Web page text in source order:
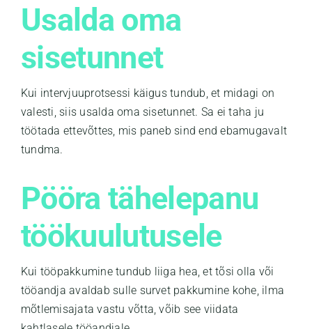
Usalda oma
sisetunnet
Kui intervjuuprotsessi käigus tundub, et midagi on
valesti, siis usalda oma sisetunnet. Sa ei taha ju
töötada ettevõttes, mis paneb sind end ebamugavalt
tundma.
Pööra tähelepanu
töökuulutusele
Kui tööpakkumine tundub liiga hea, et tõsi olla või
tööandja avaldab sulle survet pakkumine kohe, ilma
mõtlemisajata vastu võtta, võib see viidata